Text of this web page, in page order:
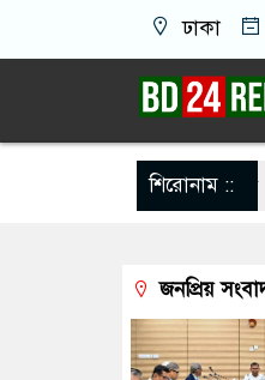
ঢাকা
শিরোনাম ::
ফিরতে চান সাকিব
তুলে লন্ডনে বয়ফ্রেন্ডের কাছে
দুই দুর্ঘটনা, ঝরে গেল ১৫ প্রাণ
জনপ্রিয়